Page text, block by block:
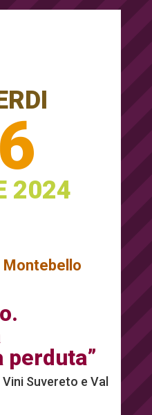
2024
Montebello
perduta”
Suvereto e Val